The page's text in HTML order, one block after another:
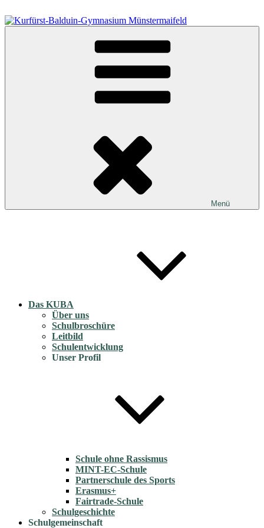
Inhalt
springen
Kurfürst-Balduin-Gymnasium Münstermaifeld
Menü
Das KUBA
Über uns
Schulbroschüre
Leitbild
Schulentwicklung
Unser Profil
Schule ohne Rassismus
MINT-EC-Schule
Partnerschule des Sports
Erasmus+
Fairtrade-Schule
Schulgeschichte
Schulgemeinschaft